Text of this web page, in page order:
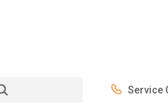
Service